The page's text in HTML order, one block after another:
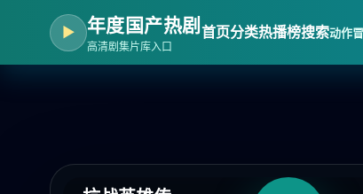
▶ 年度国产热剧
高清剧集片库入口
首页分类热播榜搜索动作